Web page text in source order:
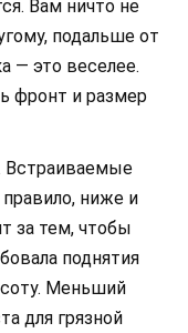
Вам ничто не
подальше от
— это веселее.
фронт и размер
Встраиваемые
ниже и
за тем, чтобы
поднятия
Меньший
для грязной